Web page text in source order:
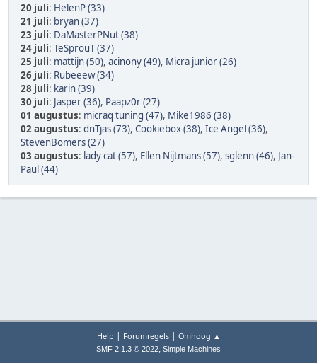
20 juli: HelenP (33)
21 juli: bryan (37)
23 juli: DaMasterPNut (38)
24 juli: TeSprouT (37)
25 juli: mattijn (50), acinony (49), Micra junior (26)
26 juli: Rubeeew (34)
28 juli: karin (39)
30 juli: Jasper (36), Paapz0r (27)
01 augustus: micraq tuning (47), Mike1986 (38)
02 augustus: dnTjas (73), Cookiebox (38), Ice Angel (36),
StevenBomers (27)
03 augustus: lady cat (57), Ellen Nijtmans (57), sglenn (46), Jan-
Paul (44)
Help | Forumregels| Omhoog ▲
SMF 2.1.3 © 2022, Simple Machines